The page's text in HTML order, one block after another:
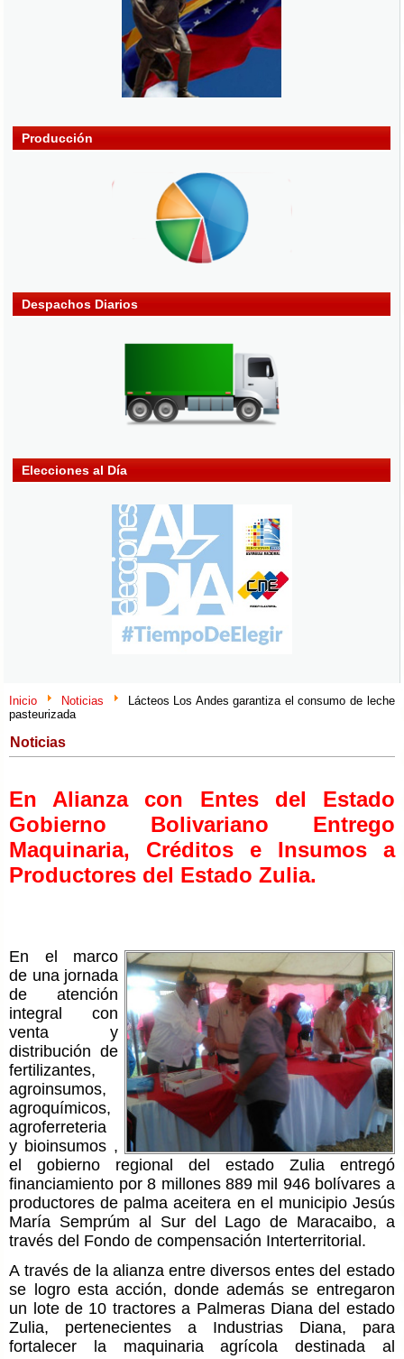
Producción
Despachos Diarios
Elecciones al Día
Inicio Noticias
Lácteos Los Andes garantiza el consumo de leche
pasteurizada
Noticias
En Alianza con Entes del Estado
Gobierno Bolivariano Entrego
Maquinaria, Créditos e Insumos a
Productores del Estado Zulia.
En el marco
de una jornada
de atención
integral con
venta y
distribución de
fertilizantes,
agroinsumos,
agroquímicos,
agroferreteria
y bioinsumos ,
el gobierno regional del estado Zulia entregó
financiamiento por 8 millones 889 mil 946 bolívares a
productores de palma aceitera en el municipio Jesús
María Semprúm al Sur del Lago de Maracaibo, a
través del Fondo de compensación Interterritorial.
A través de la alianza entre diversos entes del estado
se logro esta acción, donde además se entregaron
un lote de 10 tractores a Palmeras Diana del estado
Zulia, pertenecientes a Industrias Diana, para
fortalecer la maquinaria agrícola destinada al